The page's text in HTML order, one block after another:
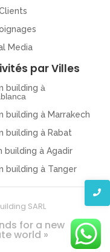
Media
par Villes
building à
building à Marrakech
building à Rabat
building à Agadir
building à Tanger
SARL
for a new
world »